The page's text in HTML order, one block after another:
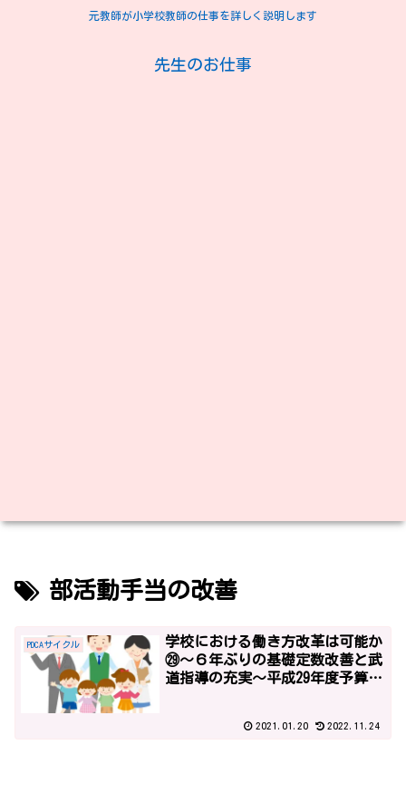
元教師が小学校教師の仕事を詳しく説明します
先生のお仕事
部活動手当の改善
PDCAサイクル
学校における働き方改革は可能か
㉙～６年ぶりの基礎定数改善と武
道指導の充実～平成29年度予算2
2021.01.20 2022.11.24